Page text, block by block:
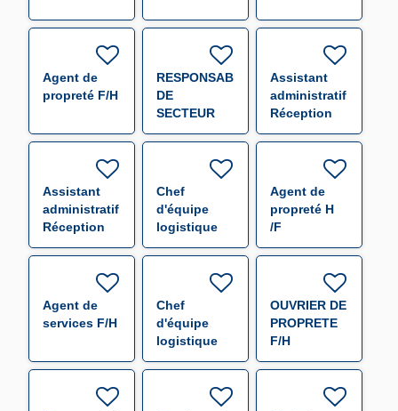
Agent de
propreté F/H
RESPONSABLE
DE
SECTEUR
(000655) F/H
Assistant
administratif
Réception
Expédition
Assistant
administratif
Réception
Expédition
Chef
d'équipe
logistique
F/H
Agent de
propreté H
/F
Agent de
services F/H
Chef
d'équipe
logistique
F/H
OUVRIER DE
PROPRETE
F/H